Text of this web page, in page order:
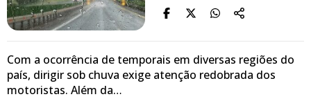
Com a ocorrência de temporais em diversas regiões do
país, dirigir sob chuva exige atenção redobrada dos
motoristas. Além da…